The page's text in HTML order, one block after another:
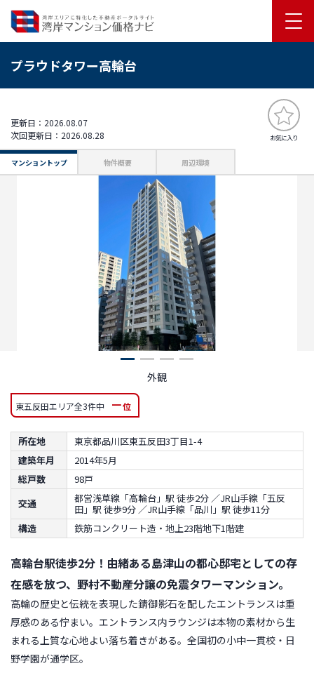
プラウドタワー高輪台
お気に入り
更新日：2026.08.07
次回更新日：2026.08.28
マンショントップ 物件概要 周辺環境
外観
東五反田エリア全3件中 －位
所在地
東京都品川区東五反田3丁目1-4
建築年月
2014年5月
総戸数
98戸
交通
都営浅草線「高輪台」駅 徒歩2分 ／JR山手線「五反
田」駅 徒歩9分 ／JR山手線「品川」駅 徒歩11分
構造
鉄筋コンクリート造・地上23階地下1階建
高輪台駅徒歩2分！由緒ある島津山の都心邸宅としての存
在感を放つ、野村不動産分譲の免震タワーマンション。
高輪の歴史と伝統を表現した錆御影石を配したエントランスは重
厚感のある佇まい。エントランス内ラウンジは本物の素材から生
まれる上質な心地よい落ち着きがある。全国初の小中一貫校・日
野学園が通学区。